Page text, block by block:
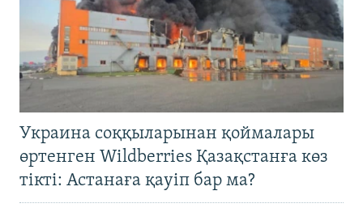
Украина соққыларынан қоймалары
өртенген Wildberries Қазақстанға көз
тікті: Астанаға қауіп бар ма?